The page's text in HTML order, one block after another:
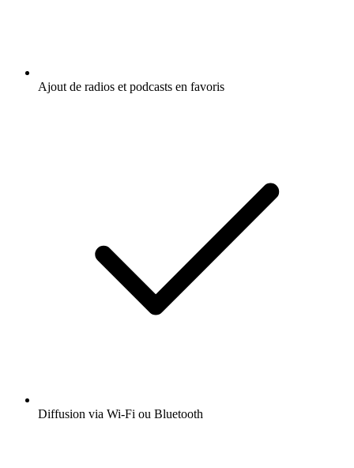
Ajout de radios et podcasts en favoris
Diffusion via Wi-Fi ou Bluetooth